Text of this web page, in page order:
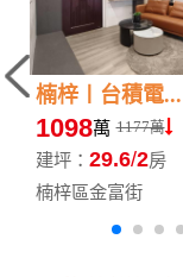
楠梓〡台積電...
1098萬 1177萬
建坪： 29.6 2房
楠梓區金富街